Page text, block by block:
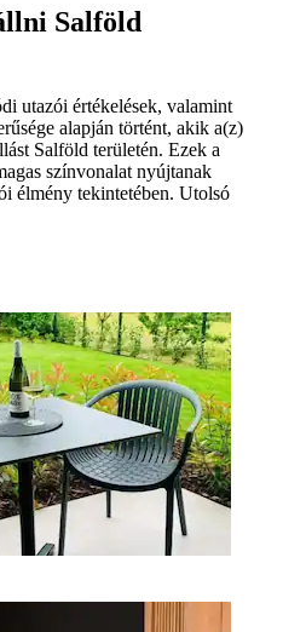
Salföld
utazói értékelések, valamint
alapján történt, akik a(z)
Salföld területén. Ezek a
színvonalat nyújtanak
élmény tekintetében. Utolsó